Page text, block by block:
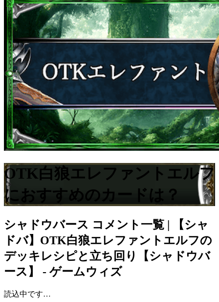
OTK白狼エレファントエルフ
におすすめのカードは？
シャドウバース コメント一覧 | 【シャ
ドバ】OTK白狼エレファントエルフの
デッキレシピと立ち回り【シャドウバ
ース】 - ゲームウィズ
読込中です…